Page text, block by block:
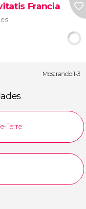
Francia
Mostrando 1-3
Terre